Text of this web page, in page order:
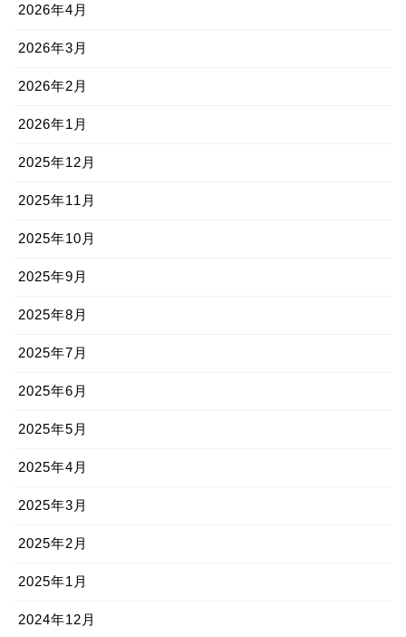
2026年4月
2026年3月
2026年2月
2026年1月
2025年12月
2025年11月
2025年10月
2025年9月
2025年8月
2025年7月
2025年6月
2025年5月
2025年4月
2025年3月
2025年2月
2025年1月
2024年12月